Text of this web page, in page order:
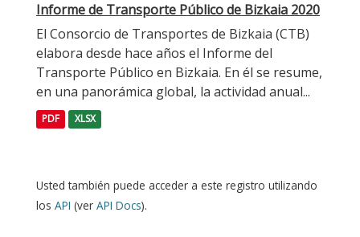
Informe de Transporte Público de Bizkaia 2020
El Consorcio de Transportes de Bizkaia (CTB)
elabora desde hace años el Informe del
Transporte Público en Bizkaia. En él se resume,
en una panorámica global, la actividad anual...
PDF XLSX
Usted también puede acceder a este registro utilizando
los API (ver API Docs).